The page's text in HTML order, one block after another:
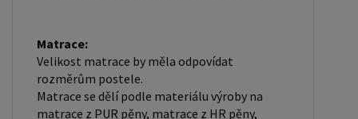
Matrace:
Velikost matrace by měla odpovídat
rozměrům postele.
Matrace se dělí podle materiálu výroby na
matrace z PUR pěny, matrace z HR pěny,